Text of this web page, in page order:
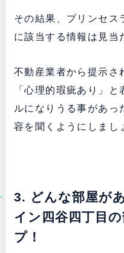
その結果、プリンセス
に該当する情報は見当
不動産業者から提示さ
「心理的瑕疵あり」
ルになりうる事があっ
容を聞くようにしまし
3. どんな部屋が
イン四谷四丁目
プ！